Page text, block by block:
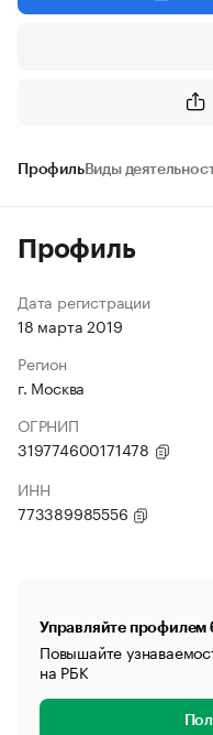
ПрофильВиды
Профиль
Дата регистрации
18 марта 2019
Регион
г. Москва
ОГРНИП
319774600171478
ИНН
773389985556
Управляйте профилем
Повышайте
на РБК